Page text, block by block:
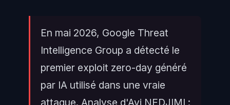
En mai 2026, Google Threat
Intelligence Group a détecté le
premier exploit zero-day généré
par IA utilisé dans une vraie
attaque. Analyse d'Ayi NEDJIMI :